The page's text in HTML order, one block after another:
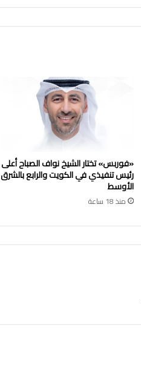
«فوربس» تختار الشيخ نواف الصباح أعلى
رئيس تنفيذي في الكويت والرابع بالشرق
الأوسط
منذ 18 ساعة